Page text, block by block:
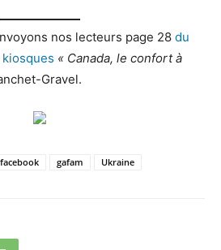
nos lecteurs page 28 du
« Canada, le confort à
Gravel.
facebook gafam Ukraine